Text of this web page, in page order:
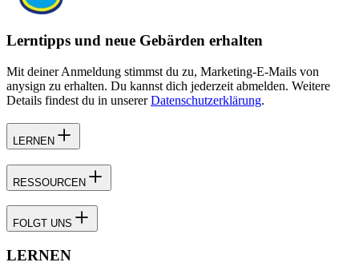
Lerntipps und neue Gebärden erhalten
Mit deiner Anmeldung stimmst du zu, Marketing-E-Mails von
anysign zu erhalten. Du kannst dich jederzeit abmelden. Weitere
Details findest du in unserer Datenschutzerklärung.
LERNEN
RESSOURCEN
FOLGT UNS
LERNEN